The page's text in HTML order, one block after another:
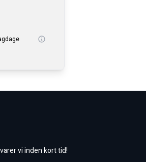
vi inden kort tid!